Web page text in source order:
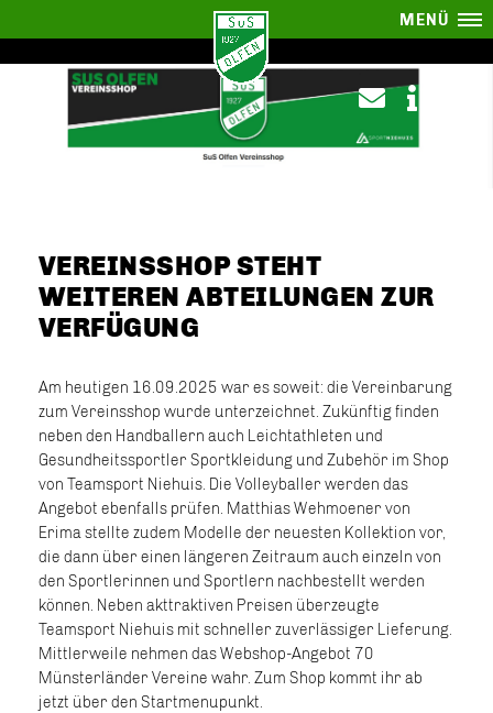
MENÜ
VEREINSSHOP STEHT
WEITEREN ABTEILUNGEN ZUR
VERFÜGUNG
Am heutigen 16.09.2025 war es soweit: die Vereinbarung
zum Vereinsshop wurde unterzeichnet. Zukünftig finden
neben den Handballern auch Leichtathleten und
Gesundheitssportler Sportkleidung und Zubehör im Shop
von Teamsport Niehuis. Die Volleyballer werden das
Angebot ebenfalls prüfen. Matthias Wehmoener von
Erima stellte zudem Modelle der neuesten Kollektion vor,
die dann über einen längeren Zeitraum auch einzeln von
den Sportlerinnen und Sportlern nachbestellt werden
können. Neben akttraktiven Preisen überzeugte
Teamsport Niehuis mit schneller zuverlässiger Lieferung.
Mittlerweile nehmen das Webshop-Angebot 70
Münsterländer Vereine wahr. Zum Shop kommt ihr ab
jetzt über den Startmenupunkt.